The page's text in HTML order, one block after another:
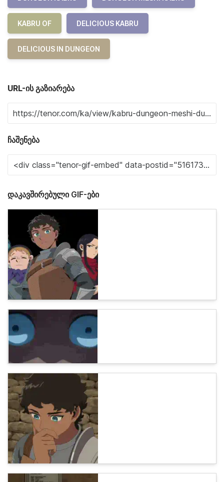
KABRU OF DELICIOUS KABRU
DELICIOUS IN DUNGEON
URL-ის გაზიარება
ჩაშენება
დაკავშირებული GIF-ები